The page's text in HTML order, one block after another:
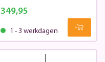
349,95
1 - 3 werkdagen